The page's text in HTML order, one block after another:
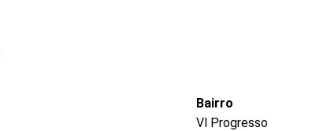
Bairro
Vl Progresso